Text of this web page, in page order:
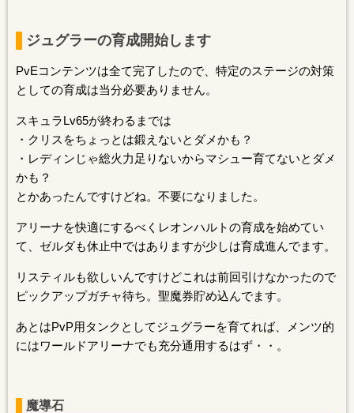
ジュグラーの育成開始します
PvEコンテンツは全て完了したので、特定のステージの対策
としての育成は当分必要ありません。
スキュラLv65が終わるまでは
・クリスをちょっとは鍛えないとダメかも？
・レディンじゃ総火力足りないからマシュー育てないとダメ
かも？
とかあったんですけどね。不要になりました。
アリーナを快適にするべくレオンハルトの育成を始めてい
て、ゼルダも休止中ではありますが少しは育成進んでます。
リスティルも欲しいんですけどこれは前回引けなかったので
ピックアップガチャ待ち。聖魔券貯め込んでます。
あとはPvP用タンクとしてジュグラーを育てれば、メンツ的
にはワールドアリーナでも充分通用するはず・・。
魔導石